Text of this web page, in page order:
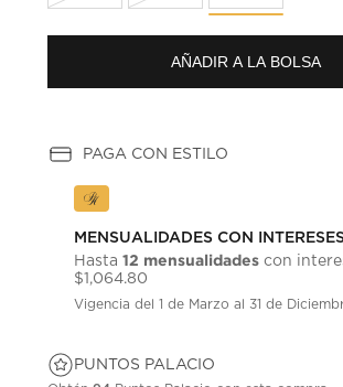
AÑADIR A LA BOLSA
PAGA CON ESTILO
MENSUALIDADES CON INTERESES
Hasta12 mensualidades con
$1,064.80
Vigencia del 1 de Marzo al 31 de
PUNTOS PALACIO